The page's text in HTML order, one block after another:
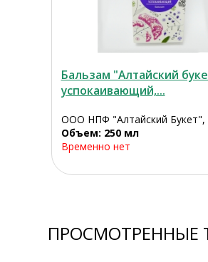
Бальзам "Алтайский
успокаивающий,...
ООО НПФ "Алтайский Букет",
Объем: 250 мл
Временно нет
ПРОСМОТРЕННЫЕ